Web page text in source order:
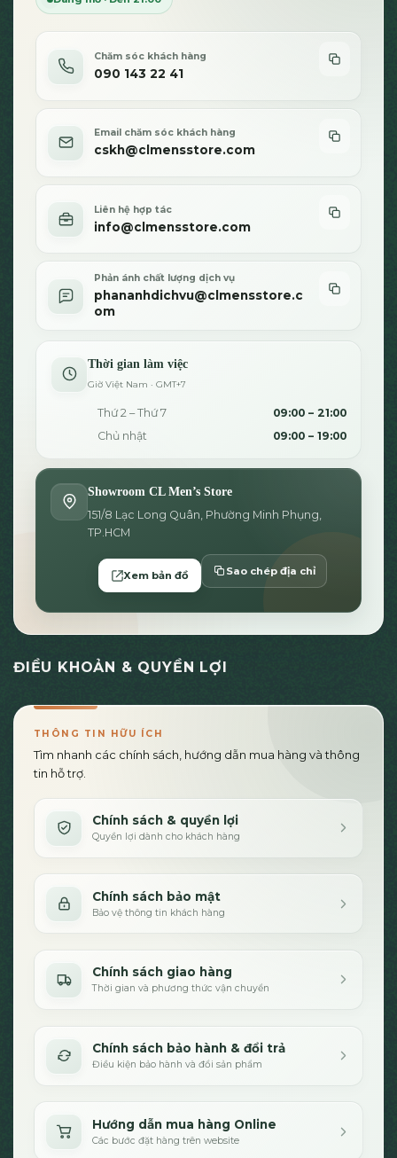
sản
phẩm
Chăm sóc khách hàng
090 143 22 41
Email chăm sóc khách hàng
cskh@clmensstore.com
Liên hệ hợp tác
info@clmensstore.com
Phản ánh chất lượng dịch vụ
phananhdichvu@clmensstore.c
om
Thời gian làm việc
Giờ Việt Nam · GMT+7
Thứ 2 – Thứ 7
09:00 – 21:00
Chủ nhật
09:00 – 19:00
Showroom CL Men’s Store
151/8 Lạc Long Quân, Phường Minh Phụng,
TP.HCM
Xem bản đồ Sao chép địa chỉ
ĐIỀU KHOẢN & QUYỀN LỢI
THÔNG TIN HỮU ÍCH
Tìm nhanh các chính sách, hướng dẫn mua hàng và thông
tin hỗ trợ.
Chính sách & quyền lợi
Quyền lợi dành cho khách hàng
Chính sách bảo mật
Bảo vệ thông tin khách hàng
Chính sách giao hàng
Thời gian và phương thức vận chuyển
Chính sách bảo hành & đổi trả
Điều kiện bảo hành và đổi sản phẩm
Hướng dẫn mua hàng Online
Các bước đặt hàng trên website